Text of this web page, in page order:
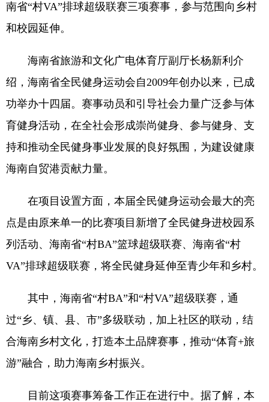
南省“村VA”排球超级联赛三项赛事，参与范围向乡村
和校园延伸。
海南省旅游和文化广电体育厅副厅长杨新利介
绍，海南省全民健身运动会自2009年创办以来，已成
功举办十四届。赛事动员和引导社会力量广泛参与体
育健身活动，在全社会形成崇尚健身、参与健身、支
持和推动全民健身事业发展的良好氛围，为建设健康
海南自贸港贡献力量。
在项目设置方面，本届全民健身运动会最大的亮
点是由原来单一的比赛项目新增了全民健身进校园系
列活动、海南省“村BA”篮球超级联赛、海南省“村
VA”排球超级联赛，将全民健身延伸至青少年和乡村。
其中，海南省“村BA”和“村VA”超级联赛，通
过“乡、镇、县、市”多级联动，加上社区的联动，结
合海南乡村文化，打造本土品牌赛事，推动“体育+旅
游”融合，助力海南乡村振兴。
目前这项赛事筹备工作正在进行中。据了解，本